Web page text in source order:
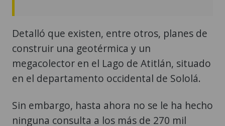
Detalló que existen, entre otros, planes de
construir una geotérmica y un
megacolector en el Lago de Atitlán, situado
en el departamento occidental de Sololá.
Sin embargo, hasta ahora no se le ha hecho
ninguna consulta a los más de 270 mil